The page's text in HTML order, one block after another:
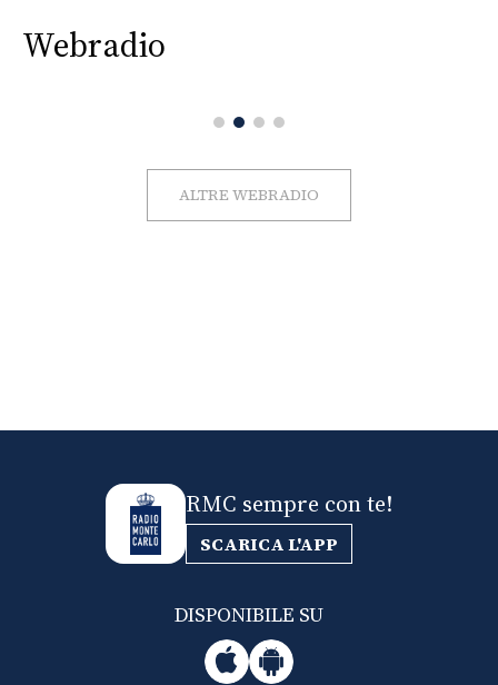
Webradio
ALTRE WEBRADIO
RMC sempre con te!
SCARICA L'APP
DISPONIBILE SU